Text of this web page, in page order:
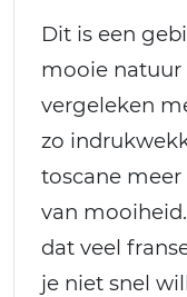
Dit is een
mooie natuur
vergeleken
zo
toscane
van
dat veel
je niet snel